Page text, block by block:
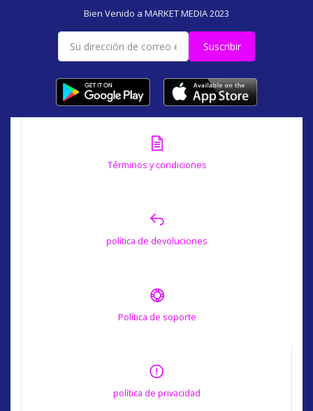
Bien Venido a MARKET MEDIA 2023
Suscribir
Términos y condiciones
política de devoluciones
Política de soporte
política de privacidad